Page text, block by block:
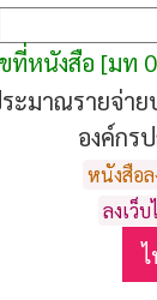
ที่หนังสือ [มท
มาณรายจ่า
องค์กร
หนังสือ
ลงเว็